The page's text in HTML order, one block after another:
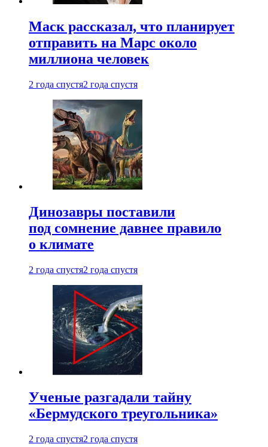
Маск рассказал, что планирует
отправить на Марс около
миллиона человек
2 года спустя2 года спустя
Динозавры поставили
под сомнение давнее правило
о климате
2 года спустя2 года спустя
Ученые разгадали тайну
«Бермудского треугольника»
2 года спустя2 года спустя